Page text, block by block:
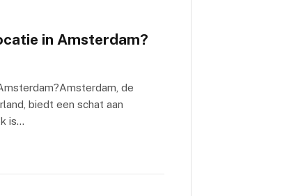
in Amsterdam?
de
biedt een schat aan
is…